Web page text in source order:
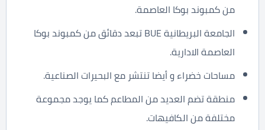
من كمبوند بوكا العاصمة.
الجامعة البريطانية BUE تبعد دقائق من كمبوند بوكا
العاصمة الادارية.
مساحات خضراء و أيضا تنتشر مع البحيرات الصناعية.
منطقة تضم العديد من المطاعم كما يوجد مجموعة
مختلفة من الكافيهات.